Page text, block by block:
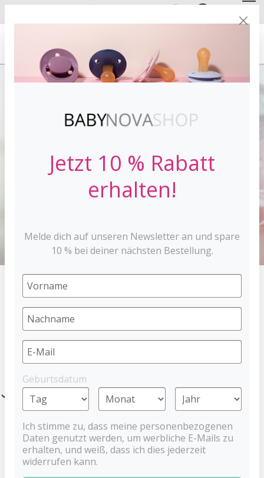
EN
HOME FEEDING
PRODUCTS
Jetzt 10 % Rabatt
erhalten!
Melde dich auf unseren Newsletter an und spare
10 % bei deiner nächsten Bestellung.
Geburtsdatum
Ich stimme zu, dass meine personenbezogenen
Daten genutzt werden, um werbliche E-Mails zu
erhalten, und weiß, dass ich dies jederzeit
widerrufen kann.